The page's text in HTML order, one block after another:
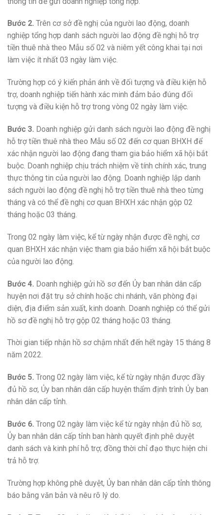
Bước 2. Trên cơ sở đề nghị của người lao động, doanh
nghiệp tổng hợp danh sách người lao động đề nghị hỗ trợ
tiền thuê nhà theo Mẫu số 02 và niêm yết công khai tại nơi
làm việc ít nhất 03 ngày làm việc.
Trường hợp có ý kiến phản ánh về đối tượng và điều kiện hỗ
trợ, doanh nghiệp tiến hành xác minh đảm bảo đúng đối
tượng và điều kiện hỗ trợ trong vòng 02 ngày làm việc.
Bước 3. Doanh nghiệp gửi danh sách người lao động đề nghị
hỗ trợ tiền thuê nhà theo Mẫu số 02 đến cơ quan BHXH để
xác nhận người lao động đang tham gia bảo hiểm xã hội bắt
buộc. Doanh nghiệp chịu trách nhiệm về tính chính xác, trung
thực thông tin của người lao động. Doanh nghiệp lập danh
sách người lao động đề nghị hỗ trợ tiền thuê nhà theo từng
tháng và có thể đề nghị cơ quan BHXH xác nhận gộp 02
tháng hoặc 03 tháng.
Trong 02 ngày làm việc, kể từ ngày nhận được đề nghị, cơ
quan BHXH xác nhận việc tham gia bảo hiểm xã hội bắt buộc
của người lao động.
Bước 4. Doanh nghiệp gửi hồ sơ đến Ủy ban nhân dân cấp
huyện nơi đặt trụ sở chính hoặc chi nhánh, văn phòng đại
diện, địa điểm sản xuất, kinh doanh. Doanh nghiệp có thể gửi
hồ sơ đề nghị hỗ trợ gộp 02 tháng hoặc 03 tháng.
Thời gian tiếp nhận hồ sơ chậm nhất đến hết ngày 15 tháng 8
năm 2022.
Bước 5. Trong 02 ngày làm việc, kể từ ngày nhận được đầy
đủ hồ sơ, Ủy ban nhân dân cấp huyện thẩm định trình Ủy ban
nhân dân cấp tỉnh.
Bước 6. Trong 02 ngày làm việc kể từ ngày nhận đủ hồ sơ,
Ủy ban nhân dân cấp tỉnh ban hành quyết định phê duyệt
danh sách và kinh phí hỗ trợ; đồng thời chỉ đạo thực hiện chi
trả hỗ trợ.
Trường hợp không phê duyệt, Ủy ban nhân dân cấp tỉnh thông
báo bằng văn bản và nêu rõ lý do.